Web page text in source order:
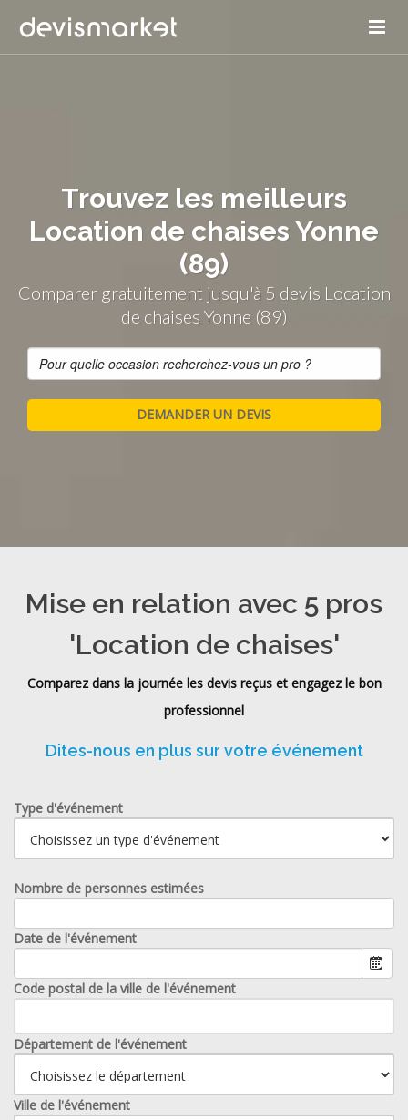
Trouvez les meilleurs
Location de chaises Yonne
(89)
Comparer gratuitement jusqu'à 5 devis Location
de chaises Yonne (89)
Mise en relation avec 5 pros
'Location de chaises'
Comparez dans la journée les devis reçus et engagez le bon
professionnel
Dites-nous en plus sur votre événement
Type d'événement
Nombre de personnes estimées
Date de l'événement
Code postal de la ville de l'événement
Département de l'événement
Ville de l'événement